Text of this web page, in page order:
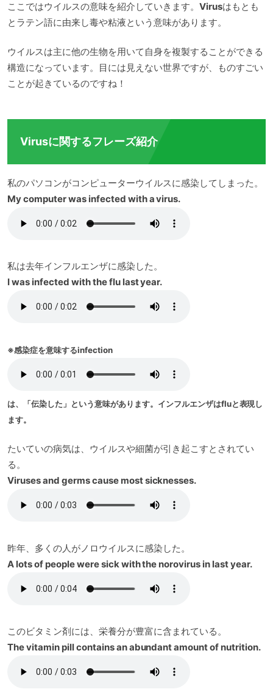
ここではウイルスの意味を紹介していきます。 Virusはもとも
とラテン語に由来し毒や粘液という意味があります。
ウイルスは主に他の生物を用いて自身を複製することができる
構造になっています。目には見えない世界ですが、ものすごい
ことが起きているのですね！
Virusに関するフレーズ紹介
私のパソコンがコンピューターウイルスに感染してしまった。
My computer was infected with a virus.
私は去年インフルエンザに感染した。
I was infected with the flu last year.
※感染症を意味するinfection
は、「伝染した」という意味があります。インフルエンザはfluと表現し
ます。
たいていの病気は、ウイルスや細菌が引き起こすとされてい
る。
Viruses and germs cause most sicknesses.
昨年、多くの人がノロウイルスに感染した。
A lots of people were sick with the norovirus in last year.
このビタミン剤には、栄養分が豊富に含まれている。
The vitamin pill contains an abundant amount of nutrition.